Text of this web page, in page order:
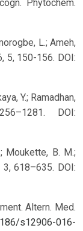
Phytochem.
L.; Ameh,
5, 150-156. DOI:
Y.; Ramadhan,
DOI:
Moukette, B. M.;
3, 618–635. DOI:
Altern. Med.
s12906-016-